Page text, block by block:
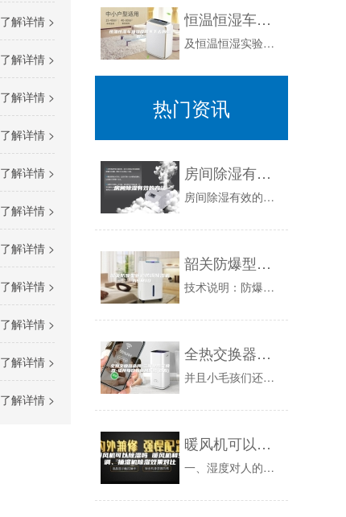
了解详情 >
了解详情 >
了解详情 >
了解详情 >
了解详情 >
了解详情 >
了解详情 >
了解详情 >
了解详情 >
了解详情 >
了解详情 >
恒温恒湿车间湿度降不下去的原因？
及恒温恒湿实验室在现在高端工业中的应用越来越广泛了，如何维护恒温恒湿空间内的温度和湿度的稳定，是用户关注的问题。大部分遇到困惑的用户是对湿度...
热门资讯
房间除湿有效的方法
房间除湿有效的方法房间除湿最有效的方法，在梅雨季节的时候，很多人的房屋就会出现潮湿的情况，房屋潮湿的话对于人们的身体健康是没有好处的，这个时...
韶关防爆型管道防爆除湿机 ASM10
技术说明：防爆除湿机是为存在或可能存在级别为IIA、IIB级，温度组别为T1－T4组可燃性气体、蒸汽与空气混合形成的爆炸性气体，并有空调除湿...
全热交换器品牌-三明全热交换器-福州每日新新风系统(查看)
并且小毛孩们还会有换毛季，三明全热交换器，脱落的毛发更是形成家庭空气污染的主要根源之一。即使如此也无法阻挡铲屎官们对宠物的喜爱，那养这些萌萌...
暖风机可以除湿吗 暖风机和空调、抽湿机除湿效果对比
一、湿度对人的影响较高的湿度让人们感到比实际气温更高的室内温度。当相对干湿度达90%以上，26摄氏度会让人感觉31摄氏度，湿度较大影响了健康...